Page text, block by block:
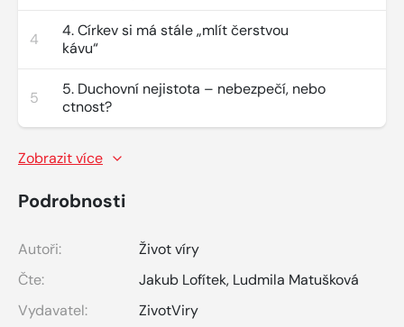
4
4. Církev si má stále „mlít čerstvou
kávu“
5
5. Duchovní nejistota – nebezpečí, nebo
ctnost?
Zobrazit více
Podrobnosti
Autoři:
Život víry
Čte:
Jakub Lofítek, Ludmila Matušková
Vydavatel:
ZivotViry